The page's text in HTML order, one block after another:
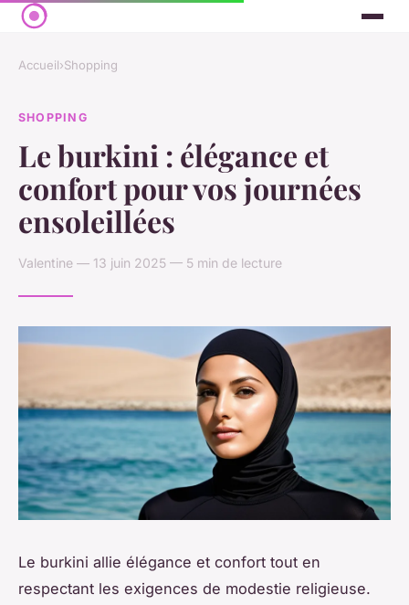
Accueil›Shopping
SHOPPING
Le burkini : élégance et
confort pour vos journées
ensoleillées
Valentine — 13 juin 2025 — 5 min de lecture
Le burkini allie élégance et confort tout en
respectant les exigences de modestie religieuse.